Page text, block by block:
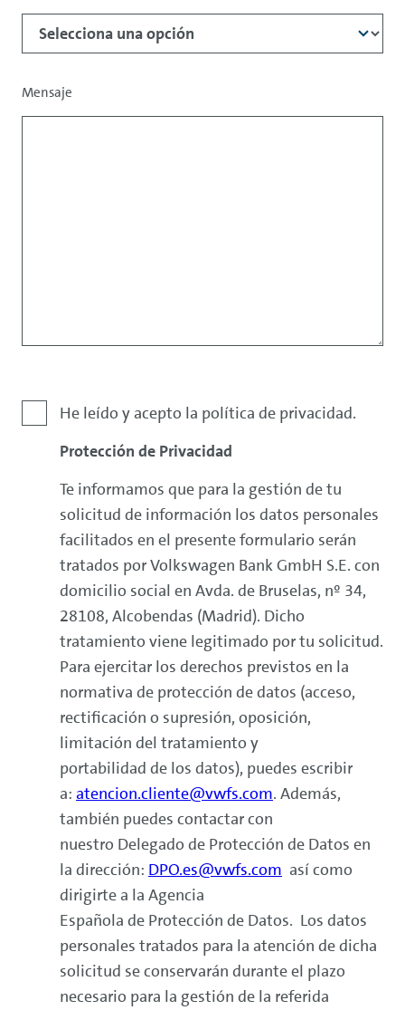
Mensaje
Exención
de
responsabilidad
He leído y acepto la política de privacidad.
Protección de Privacidad
Te informamos que para la gestión de tu
solicitud de información los datos personales
facilitados en el presente formulario serán
tratados por Volkswagen Bank GmbH S.E. con
domicilio social en Avda. de Bruselas, nº 34,
28108, Alcobendas (Madrid). Dicho
tratamiento viene legitimado por tu solicitud.
Para ejercitar los derechos previstos en la
normativa de protección de datos (acceso,
rectificación o supresión, oposición,
limitación del tratamiento y
portabilidad de los datos), puedes escribir
a: atencion.cliente@vwfs.com. Además,
también puedes contactar con
nuestro Delegado de Protección de Datos en
la dirección: DPO.es@vwfs.com así como
dirigirte a la Agencia
Española de Protección de Datos. Los datos
personales tratados para la atención de dicha
solicitud se conservarán durante el plazo
necesario para la gestión de la referida